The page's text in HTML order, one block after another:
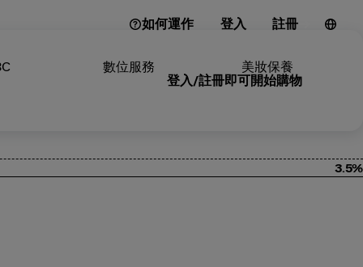
如何運作 登入 註冊
數位服務 美妝保養
登入/註冊即可開始購物
3.5%